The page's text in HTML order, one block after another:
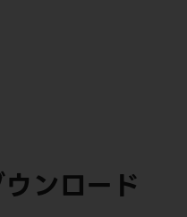
ンロード